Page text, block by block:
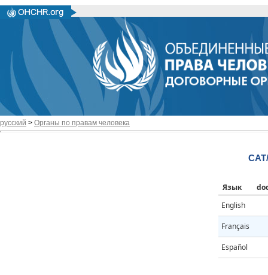
русский > Органы по правам человека
Язык
English
Français
Español